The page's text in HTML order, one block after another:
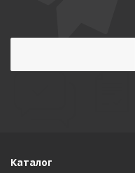
Каталог